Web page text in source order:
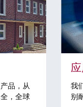
品，从
，全球
我
别